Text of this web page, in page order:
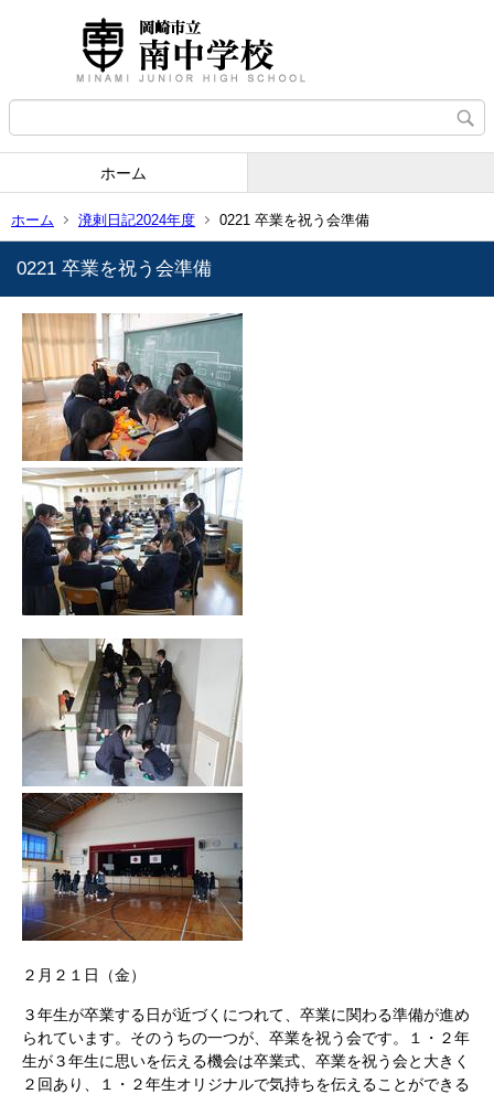
ホーム
ホーム 溌剌日記2024年度 0221 卒業を祝う会準備
0221 卒業を祝う会準備
２月２１日（金）
３年生が卒業する日が近づくにつれて、卒業に関わる準備が進め
られています。そのうちの一つが、卒業を祝う会です。１・２年
生が３年生に思いを伝える機会は卒業式、卒業を祝う会と大きく
２回あり、１・２年生オリジナルで気持ちを伝えることができる